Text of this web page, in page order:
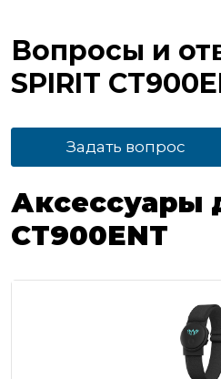
Вопросы и
SPIRIT
Задать вопрос
Аксессуары
CT900ENT